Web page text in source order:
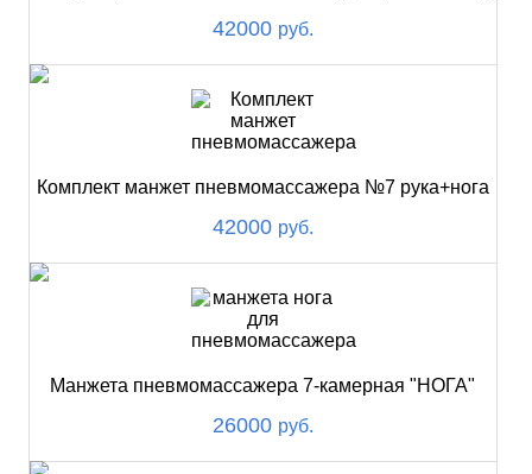
42000 руб.
Комплект манжет пневмомассажера №7 рука+нога
42000 руб.
Манжета пневмомассажера 7-камерная "НОГА"
26000 руб.